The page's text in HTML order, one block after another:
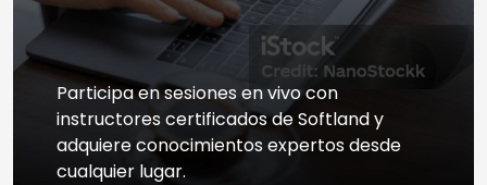
Participa en sesiones en vivo con
instructores certificados de Softland y
adquiere conocimientos expertos desde
cualquier lugar.